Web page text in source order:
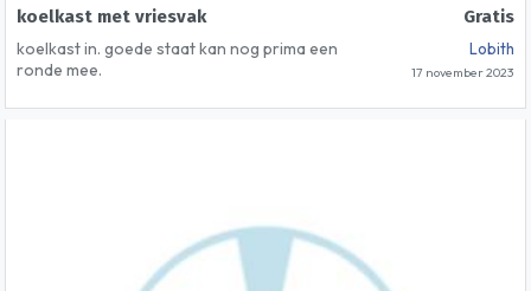
Gratis
koelkast met vriesvak
Lobith
17 november 2023
koelkast in. goede staat kan nog prima een
ronde mee.